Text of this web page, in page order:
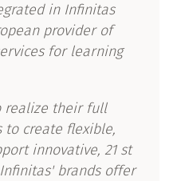
in Infinitas
provider of
for learning
realize their full
to create flexible,
innovative, 21 st
brands offer